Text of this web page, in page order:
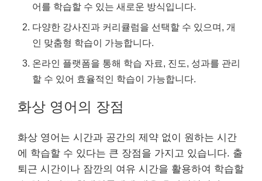
어를 학습할 수 있는 새로운 방식입니다.
다양한 강사진과 커리큘럼을 선택할 수 있으며, 개
인 맞춤형 학습이 가능합니다.
온라인 플랫폼을 통해 학습 자료, 진도, 성과를 관리
할 수 있어 효율적인 학습이 가능합니다.
화상 영어의 장점
화상 영어는 시간과 공간의 제약 없이 원하는 시간
에 학습할 수 있다는 큰 장점을 가지고 있습니다. 출
퇴근 시간이나 잠깐의 여유 시간을 활용하여 학습할